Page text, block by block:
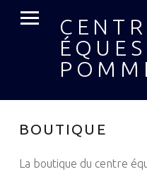
BOUTIQUE
La boutique du centre